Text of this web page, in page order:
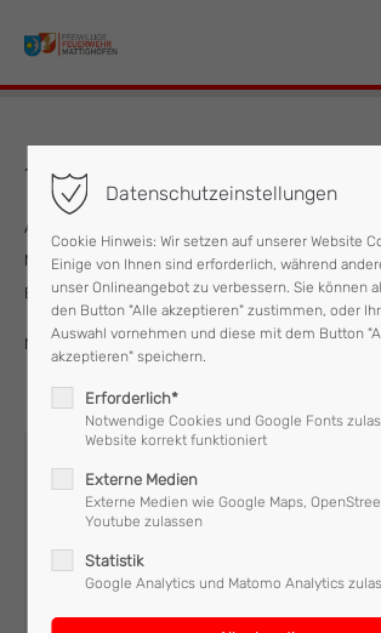
Der Eintrag "offcanvas-col1" existiert
Der Eintrag "offcanvas-col3" existiert
Der Eintrag "offcanvas-col4" existiert
18.09.2018 Wassertransport
Am Dienstag , den 18 September unterstützte die
Mattighofen mit einem Tankwagen und der
Bauhof bei den Arbeiten eines defekten
Nach 3 Stunden war der Einsatz beendet.
Datenschutzeinstellungen
Cookie Hinweis: Wir setzen auf unserer Website
Einige von Ihnen sind erforderlich, während
unser Onlineangebot zu verbessern. Sie können
den Button "Alle akzeptieren" zustimmen, oder
Auswahl vornehmen und diese mit dem Button
akzeptieren" speichern.
Erforderlich*
Notwendige Cookies und Google Fonts
Website korrekt funktioniert
Externe Medien
Externe Medien wie Google Maps,
Youtube zulassen
Statistik
Google Analytics und Matomo Analytics